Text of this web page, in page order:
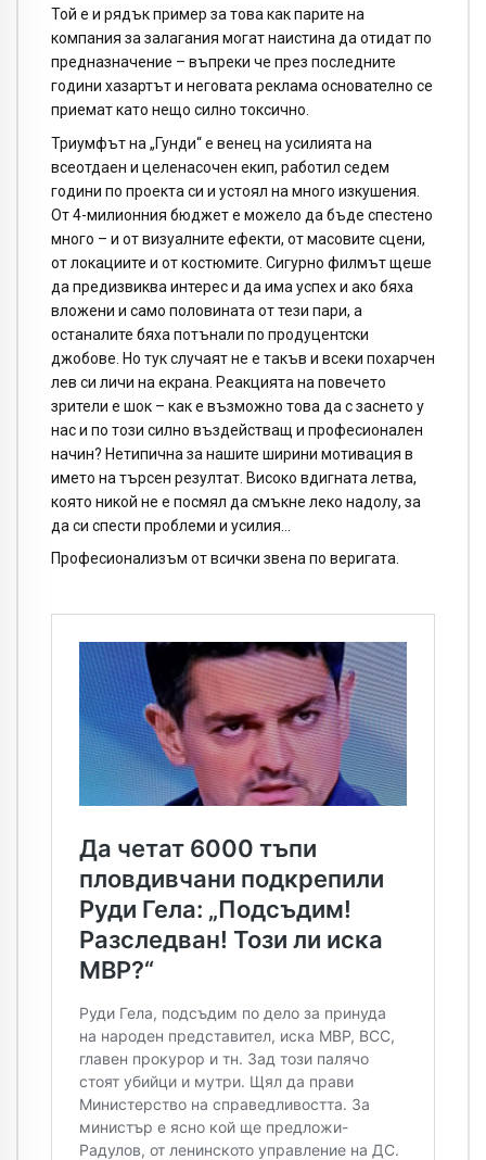
Той е и рядък пример за това как парите на
компания за залагания могат наистина да отидат по
предназначение – въпреки че през последните
години хазартът и неговата реклама основателно се
приемат като нещо силно токсично.
Триумфът на „Гунди“ е венец на усилията на
всеотдаен и целенасочен екип, работил седем
години по проекта си и устоял на много изкушения.
От 4-милионния бюджет е можело да бъде спестено
много – и от визуалните ефекти, от масовите сцени,
от локациите и от костюмите. Сигурно филмът щеше
да предизвиква интерес и да има успех и ако бяха
вложени и само половината от тези пари, а
останалите бяха потънали по продуцентски
джобове. Но тук случаят не е такъв и всеки похарчен
лев си личи на екрана. Реакцията на повечето
зрители е шок – как е възможно това да с заснето у
нас и по този силно въздействащ и професионален
начин? Нетипична за нашите ширини мотивация в
името на търсен резултат. Високо вдигната летва,
която никой не е посмял да смъкне леко надолу, за
да си спести проблеми и усилия…
Професионализъм от всички звена по веригата.